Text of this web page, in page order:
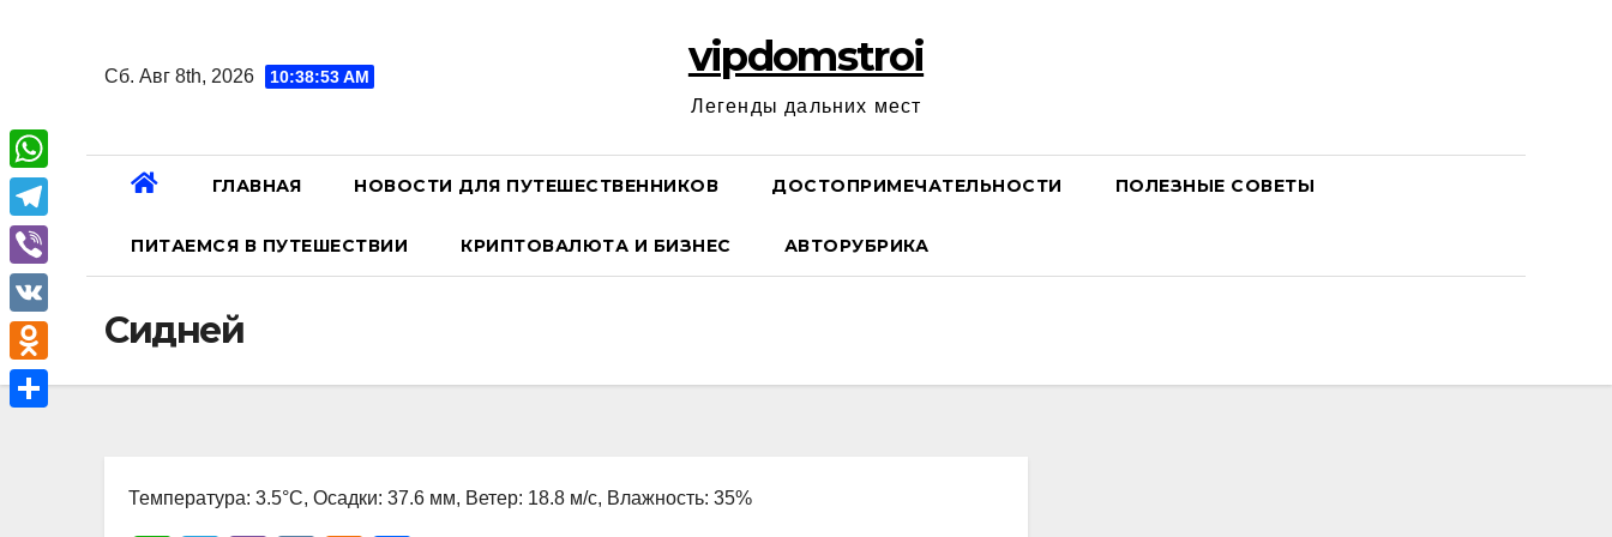
содержанию
Сб. Авг 8th, 2026 10:38:54 AM vipdomstroi
Легенды дальних мест
ГЛАВНАЯ НОВОСТИ ДЛЯ ПУТЕШЕСТВЕННИКОВ ДОСТОПРИМЕЧАТЕЛЬНОСТИ ПОЛЕЗНЫЕ СОВЕТЫ
ПИТАЕМСЯ В ПУТЕШЕСТВИИ КРИПТОВАЛЮТА И БИЗНЕС АВТОРУБРИКА
Сидней
Температура: 3.5°C, Осадки: 37.6 мм, Ветер: 18.8 м/с, Влажность: 35%
W
h
a
A
T
e
l
e
g
V
i
b
e
V
K
O